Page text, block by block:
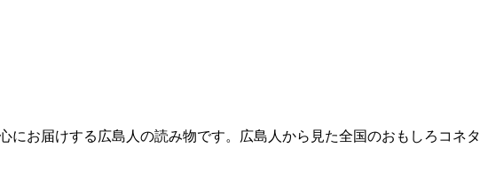
お届けする広島人の読み物です。広島人から見た全国のおもしろコネタ